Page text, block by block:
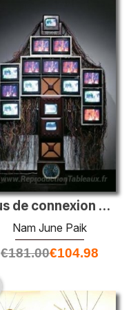
Plus de connexion moins folle
Nam June Paik
€181.00€104.98